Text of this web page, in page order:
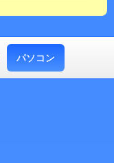
パソコン